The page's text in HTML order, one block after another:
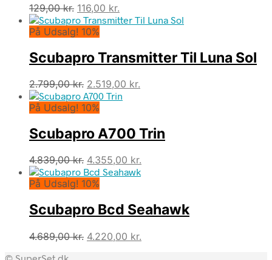
129,00kr. Den
oprindelige
pris
129,00 kr..
116,00 kr.
aktuelle
116,00 kr..
På Udsalg! 10%
Scubapro Transmitter Til Luna Sol
2.799,00kr. Den
oprindelige
pris
2.799,00 kr..
2.519,00 kr.
2.519,00 kr..
På Udsalg! 10%
Scubapro A700 Trin
4.839,00kr. Den
oprindelige
pris
4.839,00 kr..
4.355,00 kr.
4.355,00 kr..
På Udsalg! 10%
Scubapro Bcd Seahawk
4.689,00kr. Den
4.220,00 kr.
© SuperSet.dk